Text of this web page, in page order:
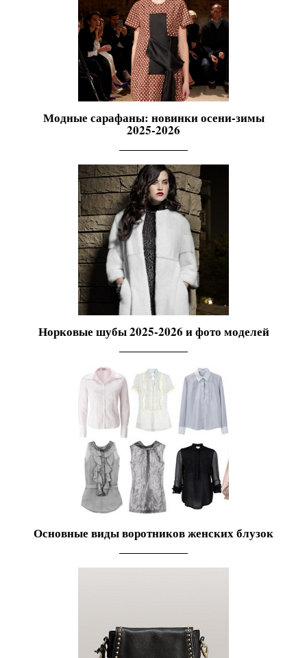
Модные сарафаны: новинки осени-зимы
2025-2026
Норковые шубы 2025-2026 и фото моделей
Основные виды воротников женских блузок